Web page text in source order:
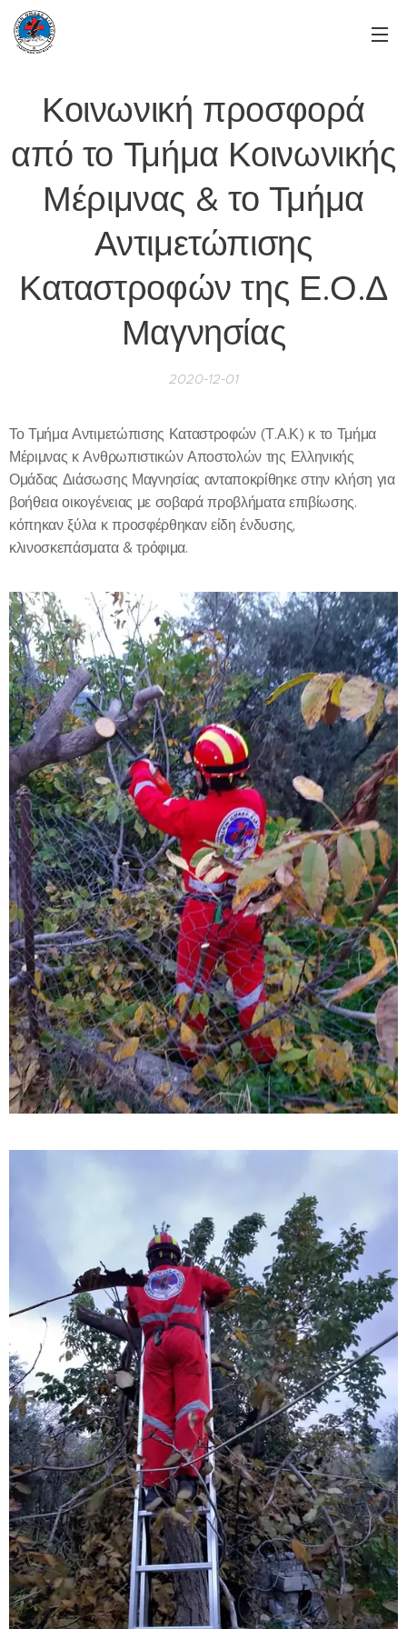
Κοινωνική προσφορά
από το Τμήμα Κοινωνικής
Μέριμνας & το Τμήμα
Αντιμετώπισης
Καταστροφών της Ε.Ο.Δ
Μαγνησίας
2020-12-01
Το Τμήμα Αντιμετώπισης Καταστροφών (Τ.Α.Κ) κ το Τμήμα
Μέριμνας κ Ανθρωπιστικών Αποστολών της Ελληνικής
Ομάδας Διάσωσης Μαγνησίας ανταποκρίθηκε στην κλήση για
βοήθεια οικογένειας με σοβαρά προβλήματα επιβίωσης.
κόπηκαν ξύλα κ προσφέρθηκαν είδη ένδυσης,
κλινοσκεπάσματα & τρόφιμα.